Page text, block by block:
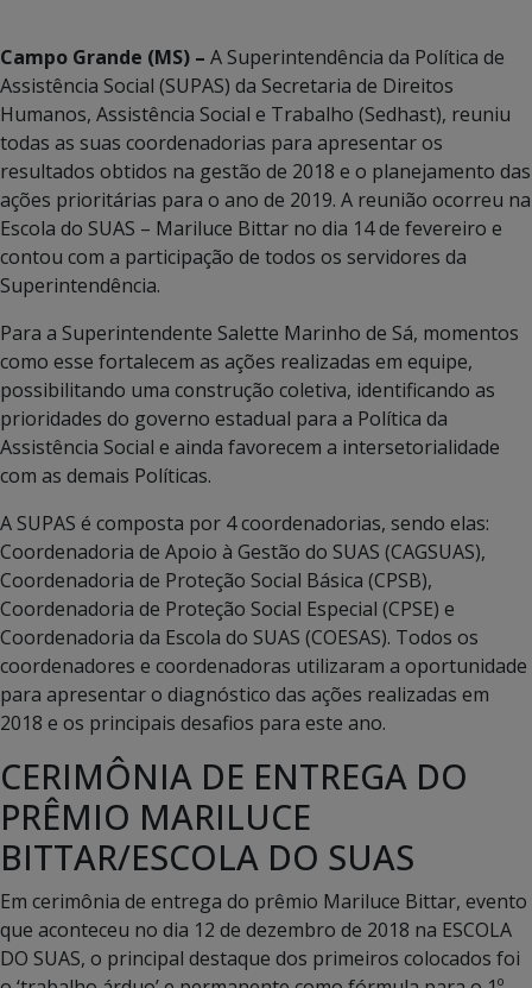
Campo Grande (MS) – A Superintendência da Política de
Assistência Social (SUPAS) da Secretaria de Direitos
Humanos, Assistência Social e Trabalho (Sedhast), reuniu
todas as suas coordenadorias para apresentar os
resultados obtidos na gestão de 2018 e o planejamento das
ações prioritárias para o ano de 2019. A reunião ocorreu na
Escola do SUAS – Mariluce Bittar no dia 14 de fevereiro e
contou com a participação de todos os servidores da
Superintendência.
Para a Superintendente Salette Marinho de Sá, momentos
como esse fortalecem as ações realizadas em equipe,
possibilitando uma construção coletiva, identificando as
prioridades do governo estadual para a Política da
Assistência Social e ainda favorecem a intersetorialidade
com as demais Políticas.
A SUPAS é composta por 4 coordenadorias, sendo elas:
Coordenadoria de Apoio à Gestão do SUAS (CAGSUAS),
Coordenadoria de Proteção Social Básica (CPSB),
Coordenadoria de Proteção Social Especial (CPSE) e
Coordenadoria da Escola do SUAS (COESAS). Todos os
coordenadores e coordenadoras utilizaram a oportunidade
para apresentar o diagnóstico das ações realizadas em
2018 e os principais desafios para este ano.
CERIMÔNIA DE ENTREGA DO
PRÊMIO MARILUCE
BITTAR/ESCOLA DO SUAS
Em cerimônia de entrega do prêmio Mariluce Bittar, evento
que aconteceu no dia 12 de dezembro de 2018 na ESCOLA
DO SUAS, o principal destaque dos primeiros colocados foi